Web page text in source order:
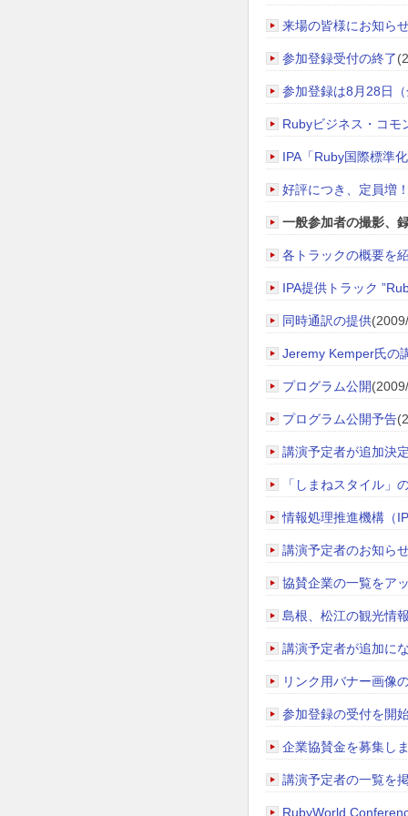
来場の皆様にお知ら
参加登録受付の終了
参加登録は8月28日
Rubyビジネス・コモ
IPA「Ruby国際標準
好評につき、定員増
一般参加者の撮影、
各トラックの概要を
IPA提供トラック
同時通訳の提供
Jeremy Kemper氏の
プログラム公開
プログラム公開予告
講演予定者が追加決
「しまねスタイル」
情報処理推進機構（
講演予定者のお知ら
協賛企業の一覧をア
島根、松江の観光情
講演予定者が追加に
リンク用バナー画像
参加登録の受付を開
企業協賛金を募集し
講演予定者の一覧を
RubyWorld